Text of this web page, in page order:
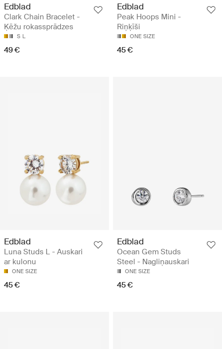
Edblad
Clark Chain Bracelet -
Ķēžu rokassprādzes
S L
49 €
Edblad
Peak Hoops Mini -
Riņķīši
ONE SIZE
45 €
Edblad
Luna Studs L - Auskari
ar kulonu
ONE SIZE
45 €
Edblad
Ocean Gem Studs
Steel - Nagliņauskari
ONE SIZE
45 €